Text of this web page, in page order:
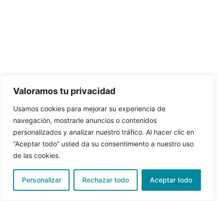
Valoramos tu privacidad
Usamos cookies para mejorar su experiencia de
navegación, mostrarle anuncios o contenidos
personalizados y analizar nuestro tráfico. Al hacer clic en
“Aceptar todo” usted da su consentimiento a nuestro uso
de las cookies.
Personalizar Rechazar todo Aceptar todo